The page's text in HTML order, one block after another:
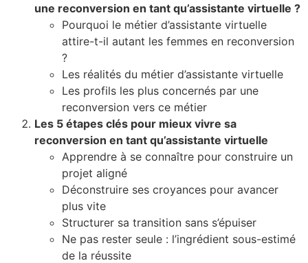
une reconversion en tant qu’assistante virtuelle ?
Pourquoi le métier d’assistante virtuelle
attire-t-il autant les femmes en reconversion
?
Les réalités du métier d’assistante virtuelle
Les profils les plus concernés par une
reconversion vers ce métier
Les 5 étapes clés pour mieux vivre sa
reconversion en tant qu’assistante virtuelle
Apprendre à se connaître pour construire un
projet aligné
Déconstruire ses croyances pour avancer
plus vite
Structurer sa transition sans s’épuiser
Ne pas rester seule : l’ingrédient sous-estimé
de la réussite